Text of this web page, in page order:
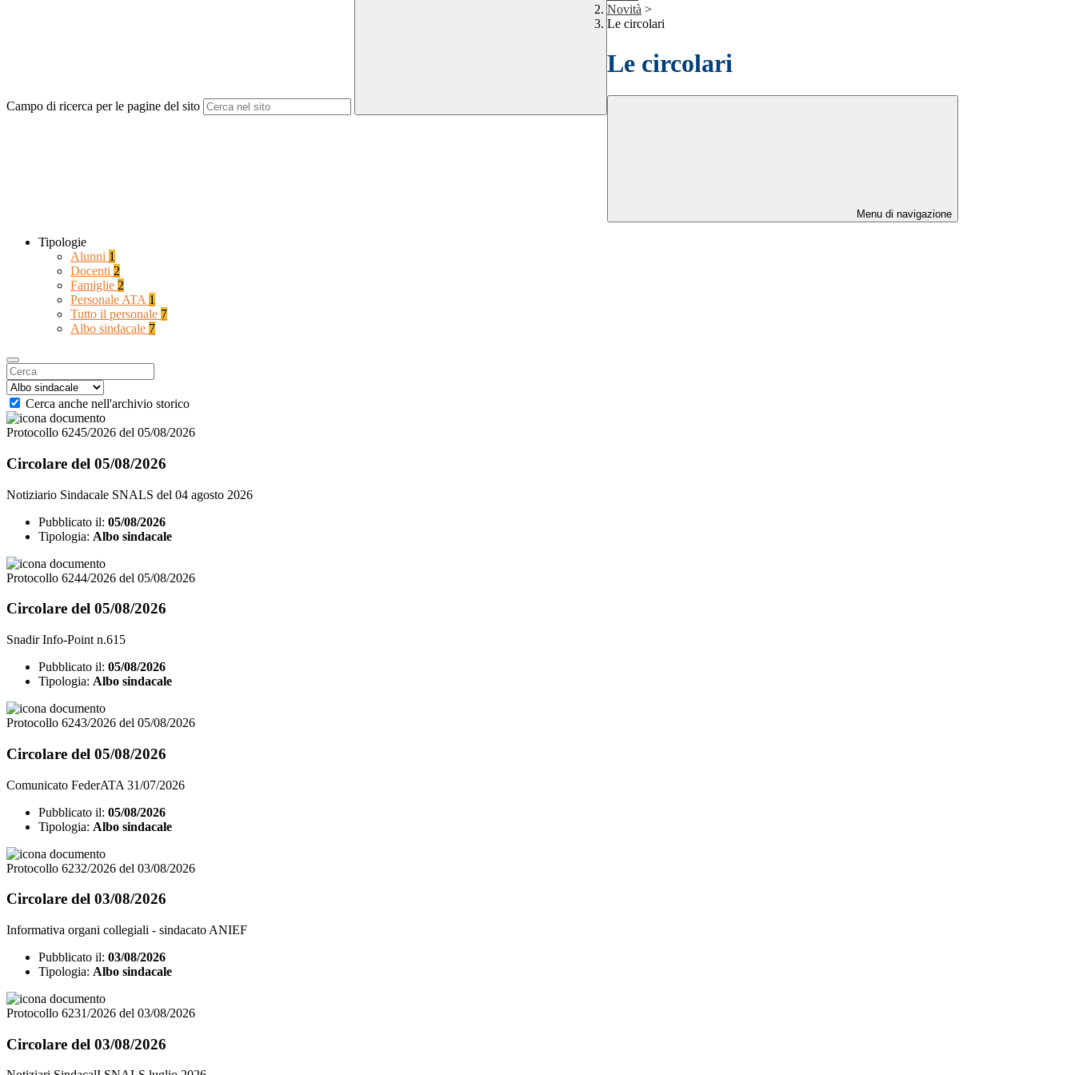
Campo di ricerca per le pagine del sito
Novità >
Le circolari
Le circolari
Menu di navigazione
Tipologie
Alunni 1
Docenti 2
Famiglie 2
Personale ATA 1
Tutto il personale 7
Albo sindacale 7
Cerca anche nell'archivio storico
Protocollo 6245/2026 del 05/08/2026
Circolare del 05/08/2026
Notiziario Sindacale SNALS del 04 agosto 2026
Pubblicato il: 05/08/2026
Tipologia: Albo sindacale
Protocollo 6244/2026 del 05/08/2026
Circolare del 05/08/2026
Snadir Info-Point n.615
Pubblicato il: 05/08/2026
Tipologia: Albo sindacale
Protocollo 6243/2026 del 05/08/2026
Circolare del 05/08/2026
Comunicato FederATA 31/07/2026
Pubblicato il: 05/08/2026
Tipologia: Albo sindacale
Protocollo 6232/2026 del 03/08/2026
Circolare del 03/08/2026
Informativa organi collegiali - sindacato ANIEF
Pubblicato il: 03/08/2026
Tipologia: Albo sindacale
Protocollo 6231/2026 del 03/08/2026
Circolare del 03/08/2026